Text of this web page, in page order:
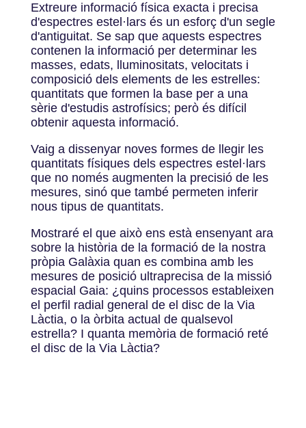
Extreure informació física exacta i precisa
d'espectres estel·lars és un esforç d'un segle
d'antiguitat. Se sap que aquests espectres
contenen la informació per determinar les
masses, edats, lluminositats, velocitats i
composició dels elements de les estrelles:
quantitats que formen la base per a una
sèrie d'estudis astrofísics; però és difícil
obtenir aquesta informació.
Vaig a dissenyar noves formes de llegir les
quantitats físiques dels espectres estel·lars
que no només augmenten la precisió de les
mesures, sinó que també permeten inferir
nous tipus de quantitats.
Mostraré el que això ens està ensenyant ara
sobre la història de la formació de la nostra
pròpia Galàxia quan es combina amb les
mesures de posició ultraprecisa de la missió
espacial Gaia: ¿quins processos estableixen
el perfil radial general de el disc de la Via
Làctia, o la òrbita actual de qualsevol
estrella? I quanta memòria de formació reté
el disc de la Via Làctia?